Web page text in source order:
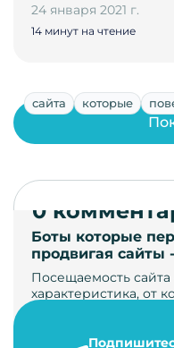
24 января 2021 г.
14 минут на чтение
сайта которые
Боты которые
продвигая
Посещаемость сайта
характеристика, от
22 мая 2024 г.
0